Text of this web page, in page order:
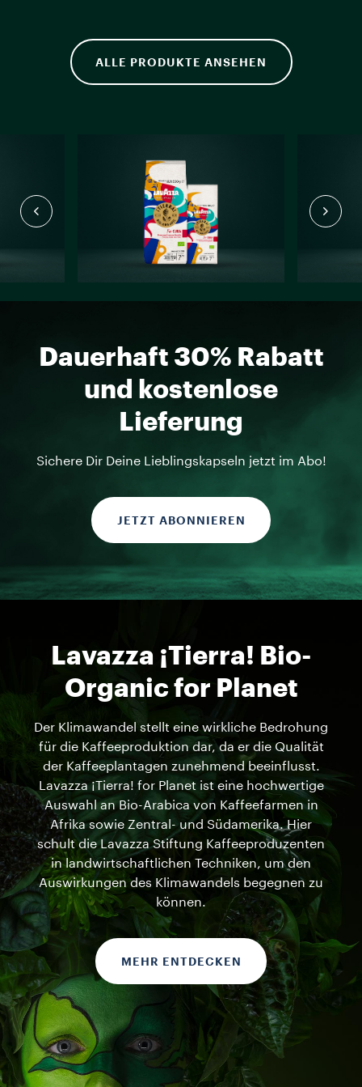
ALLE PRODUKTE ANSEHEN
Dauerhaft 30% Rabatt
und kostenlose
Lieferung
Sichere Dir Deine Lieblingskapseln jetzt im Abo!
JETZT ABONNIEREN
Lavazza ¡Tierra! Bio-
Organic for Planet
Der Klimawandel stellt eine wirkliche Bedrohung
für die Kaffeeproduktion dar, da er die Qualität
der Kaffeeplantagen zunehmend beeinflusst.
Lavazza ¡Tierra! for Planet ist eine hochwertige
Auswahl an Bio-Arabica von Kaffeefarmen in
Afrika sowie Zentral- und Südamerika. Hier
schult die Lavazza Stiftung Kaffeeproduzenten
in landwirtschaftlichen Techniken, um den
Auswirkungen des Klimawandels begegnen zu
können.
MEHR ENTDECKEN